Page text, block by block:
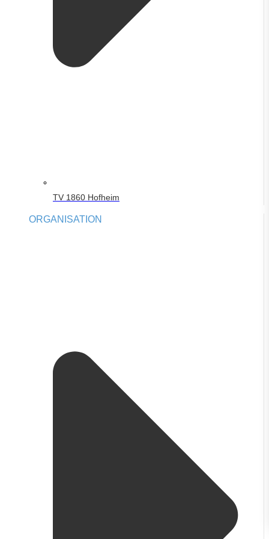
TV 1860 Hofheim
ORGANISATION